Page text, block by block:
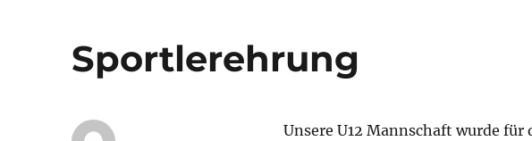
Sportlerehrung
Unsere U12 Mannschaft wurde für